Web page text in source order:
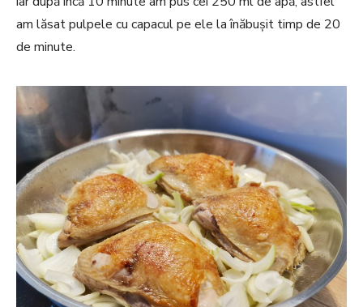
am lăsat pulpele cu capacul pe ele la înăbușit timp de 20
de minute.